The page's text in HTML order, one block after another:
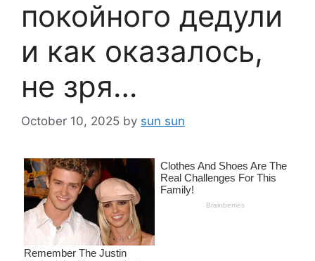
покойного дедули
и как оказалось,
не зря…
October 10, 2025 by sun sun